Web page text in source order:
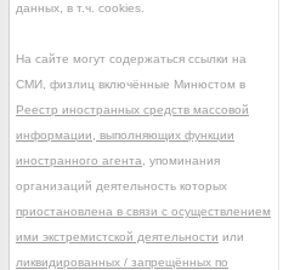
данных, в т.ч. cookies.
На сайте могут содержаться ссылки на
СМИ, физлиц включённые Минюстом в
Реестр иностранных средств массовой
информации, выполняющих функции
иностранного агента , упоминания
организаций деятельность которых
приостановлена в связи с осуществлением
ими экстремистской деятельности или
ликвидированных / запрещённых по